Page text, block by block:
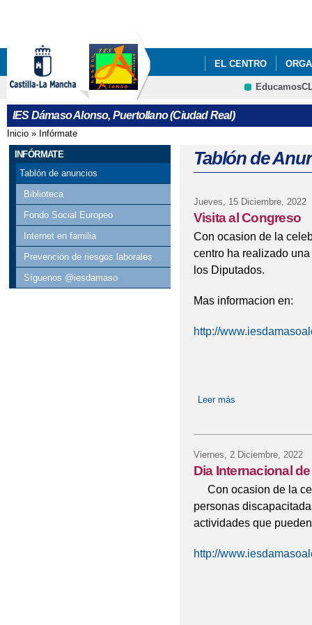
EL CENTRO
ACTIVIDADES
SEMANA DE LAS
IES Dámaso Alonso, Puertollano (Ciudad Real)
Se encuentra usted aquí
Inicio » Infórmate
INFÓRMATE
Tablón de anuncios
Biblioteca
Fondo Social Europeo
Internet en familia
Prevención de riesgos laborales
Síguenos @iesdamaso
Tablón de
Jueves, 15 Diciembre, 2022
Visita al Congreso
Con ocasion de la
centro ha realizado
los Diputados.
Mas informacion en:
http://
Leer más
Viernes, 2 Diciembre, 2022
Dia Internacional
Con ocasion de la
personas
actividades que
http://